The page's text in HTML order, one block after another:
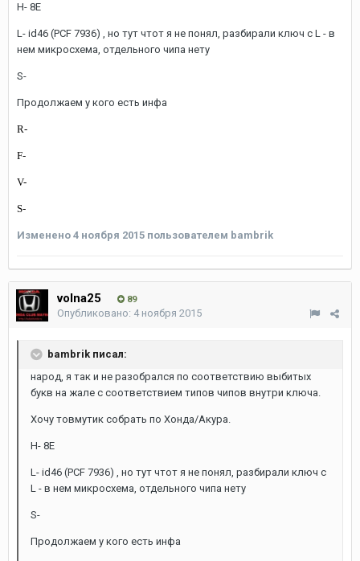
Н- 8Е
L- id46 (PCF 7936) , но тут чтот я не понял, разбирали ключ с L - в
нем микросхема, отдельного чипа нету
S-
Продолжаем у кого есть инфа
R-
F-
V-
S-
Изменено 4 ноября 2015 пользователем bambrik
volna25 89
Опубликовано: 4 ноября 2015
bambrik писал:
народ, я так и не разобрался по соответствию выбитых
букв на жале с соответствием типов чипов внутри ключа.
Хочу товмутик собрать по Хонда/Акура.
Н- 8Е
L- id46 (PCF 7936) , но тут чтот я не понял, разбирали ключ с
L - в нем микросхема, отдельного чипа нету
S-
Продолжаем у кого есть инфа